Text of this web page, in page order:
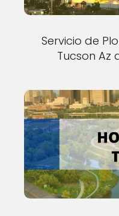
Servicio de
Tucson Az